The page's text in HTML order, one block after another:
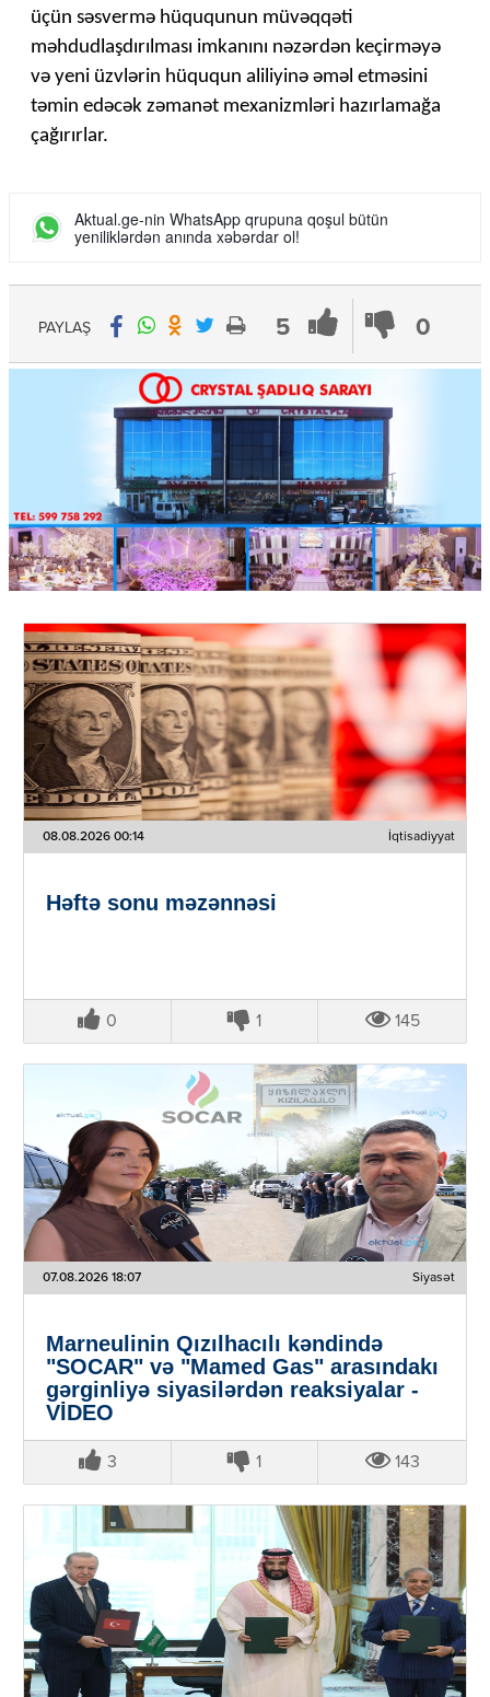
üçün səsvermə hüququnun müvəqqəti
məhdudlaşdırılması imkanını nəzərdən keçirməyə
və yeni üzvlərin hüququn aliliyinə əməl etməsini
təmin edəcək zəmanət mexanizmləri hazırlamağa
çağırırlar.
Aktual.ge-nin WhatsApp qrupuna qoşul bütün
yeniliklərdən anında xəbərdar ol!
5 0
PAYLAŞ
08.08.2026 00:14 İqtisadiyyat
Həftə sonu məzənnəsi
0 1 145
07.08.2026 18:07 Siyasət
Marneulinin Qızılhacılı kəndində
"SOCAR" və "Mamed Gas" arasındakı
gərginliyə siyasilərdən reaksiyalar -
VİDEO
3 1 143